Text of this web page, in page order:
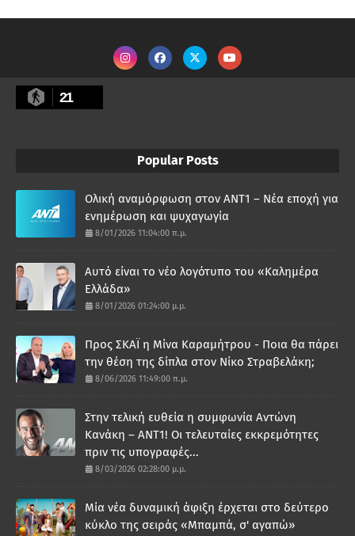
21
Popular Posts
Ολική αναμόρφωση στον ΑΝΤ1 – Νέα εποχή για
ενημέρωση και ψυχαγωγία
8/01/2026 11:04:00 π.μ.
Αυτό είναι το νέο λογότυπο του «Καλημέρα
Ελλάδα»
8/01/2026 01:24:00 μ.μ.
Προς ΣΚΑΪ η Μίνα Καραμήτρου - Ποια θα πάρει
την θέση της δίπλα στον Νίκο Στραβελάκη;
8/06/2026 11:49:00 π.μ.
Στην τελική ευθεία η συμφωνία Αντώνη
Κανάκη – ΑΝΤ1! Οι τελευταίες εκκρεμότητες
πριν τις υπογραφές...
8/03/2026 02:28:00 μ.μ.
Μία νέα δυναμική άφιξη έρχεται στο δεύτερο
κύκλο της σειράς «Μπαμπά, σ' αγαπώ»